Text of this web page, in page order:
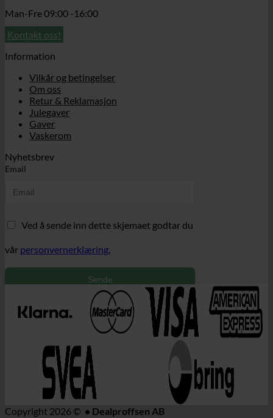
Man-Fre 09:00 -16:00
Kontakt oss!
Information
Vilkår og betingelser
Om oss
Retur & Reklamasjon
Julegaver
Gaver
Vaskerom
Nyhetsbrev
Email
Ved å sende inn dette skjemaet godtar du
vår personvernerklæring.
Sende
Copyright 2026 © • Dealproffsen AB